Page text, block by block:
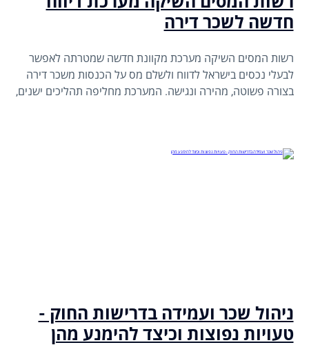
חדשה לשכר דירה
רשות המסים השיקה מערכת מקוונת חדשה שמטרתה לאפשר
לבעלי נכסים בישראל לדווח ולשלם מס על הכנסות משכר דירה
בצורה פשוטה, מהירה ונגישה. המערכת מחליפה תהליכים ישנים,
חוזים ותשלום מס מלא.
ניהול שכר ועמידה בדרישות החוק -
טעויות נפוצות וכיצד להימנע מהן